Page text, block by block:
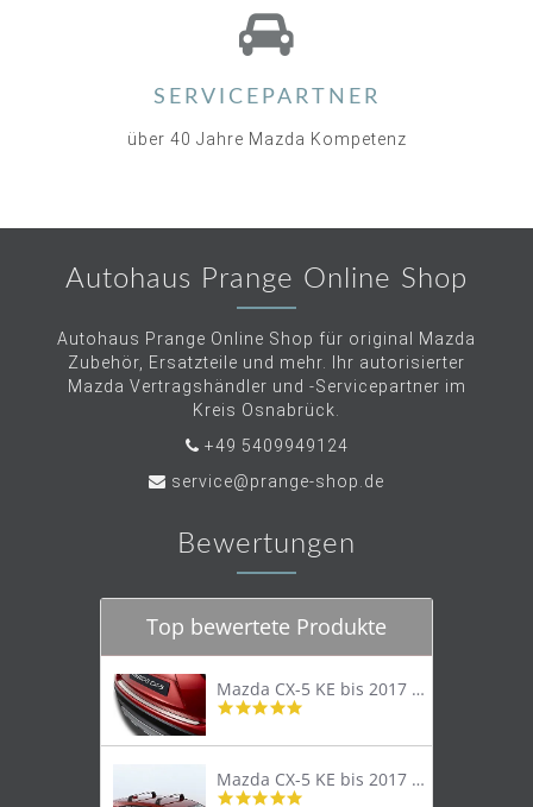
SERVICEPARTNER
über 40 Jahre Mazda Kompetenz
Autohaus Prange Online Shop
Autohaus Prange Online Shop für original Mazda
Zubehör, Ersatzteile und mehr. Ihr autorisierter
Mazda Vertragshändler und -Servicepartner im
Kreis Osnabrück.
+49 5409949124
service@prange-shop.de
Bewertungen
Top bewertete Produkte
Mazda CX-5 KE bis 2017 Trittschutzleiste Edelstahl original
4.8
rating
Mazda CX-5 KE bis 2017 Lastenträger Dachträger
4.9